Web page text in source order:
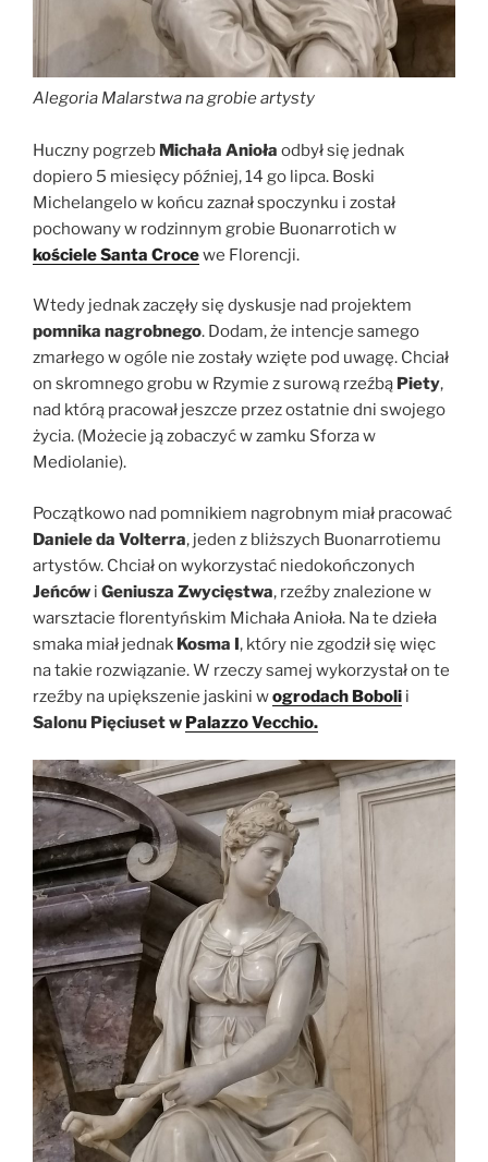
Alegoria Malarstwana grobie artysty
Huczny pogrzeb Michała Anioła odbył się jednak
dopiero 5 miesięcy później, 14 go lipca. Boski
Michelangelo w końcu zaznał spoczynku i został
pochowany w rodzinnym grobie Buonarrotich w
kościele Santa Crocewe Florencji.
Wtedy jednak zaczęły się dyskusje nad projektem
pomnika nagrobnego. Dodam, że intencje samego
zmarłego w ogóle nie zostały wzięte pod uwagę. Chciał
on skromnego grobu w Rzymie z surową rzeźbą Piety,
nad którą pracował jeszcze przez ostatnie dni swojego
życia. (Możecie ją zobaczyć w zamku Sforza w
Mediolanie).
Początkowo nad pomnikiem nagrobnym miał pracować
Daniele da Volterra, jeden z bliższych Buonarrotiemu
artystów. Chciał on wykorzystać niedokończonych
Jeńców i Geniusza Zwycięstwa, rzeźby znalezione w
warsztacie florentyńskim Michała Anioła. Na te dzieła
smaka miał jednak Kosma I, który nie zgodził się więc
na takie rozwiązanie. W rzeczy samej wykorzystał on te
rzeźby na upiększenie jaskini wogrodach Boboli i
Salonu Pięciuset w Palazzo Vecchio.